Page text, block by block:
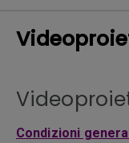
Condizioni